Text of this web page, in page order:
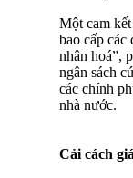
Một cam
bao cấp
nhân hoá”,
ngân sách
các chính
nhà nước.
Cải cách